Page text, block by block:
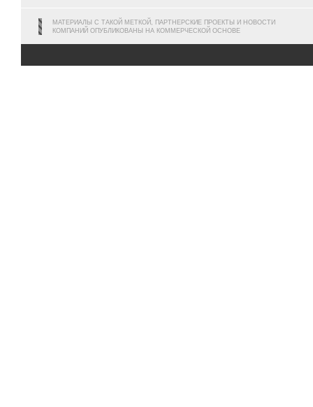
МАТЕРИАЛЫ С ТАКОЙ МЕТКОЙ, ПАРТНЕРСКИЕ ПРОЕКТЫ И НОВОСТИ
КОМПАНИЙ ОПУБЛИКОВАНЫ НА КОММЕРЧЕСКОЙ ОСНОВЕ